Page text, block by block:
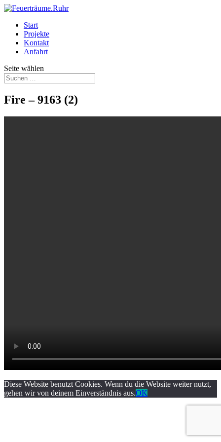
Start
Projekte
Kontakt
Anfahrt
Seite wählen
Fire – 9163 (2)
Diese Website benutzt Cookies. Wenn du die Website weiter nutzt,
gehen wir von deinem Einverständnis aus.OK